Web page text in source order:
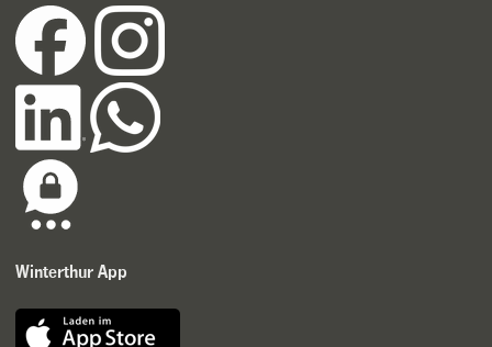
Winterthur App